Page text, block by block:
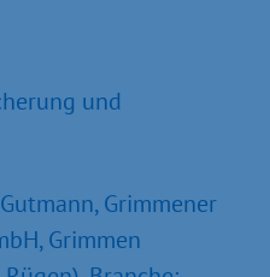
und
Grimmener
Grimmen